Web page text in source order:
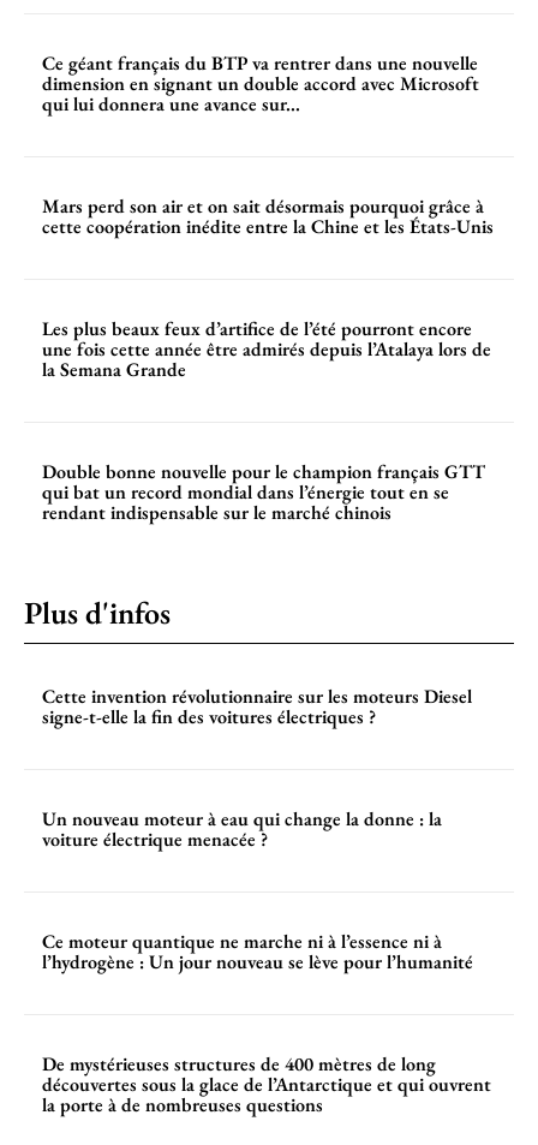
Ce géant français du BTP va rentrer dans une nouvelle
dimension en signant un double accord avec Microsoft
qui lui donnera une avance sur...
Mars perd son air et on sait désormais pourquoi grâce à
cette coopération inédite entre la Chine et les États-Unis
Les plus beaux feux d’artifice de l’été pourront encore
une fois cette année être admirés depuis l’Atalaya lors de
la Semana Grande
Double bonne nouvelle pour le champion français GTT
qui bat un record mondial dans l’énergie tout en se
rendant indispensable sur le marché chinois
Plus d'infos
Cette invention révolutionnaire sur les moteurs Diesel
signe-t-elle la fin des voitures électriques ?
Un nouveau moteur à eau qui change la donne : la
voiture électrique menacée ?
Ce moteur quantique ne marche ni à l’essence ni à
l’hydrogène : Un jour nouveau se lève pour l’humanité
De mystérieuses structures de 400 mètres de long
découvertes sous la glace de l’Antarctique et qui ouvrent
la porte à de nombreuses questions